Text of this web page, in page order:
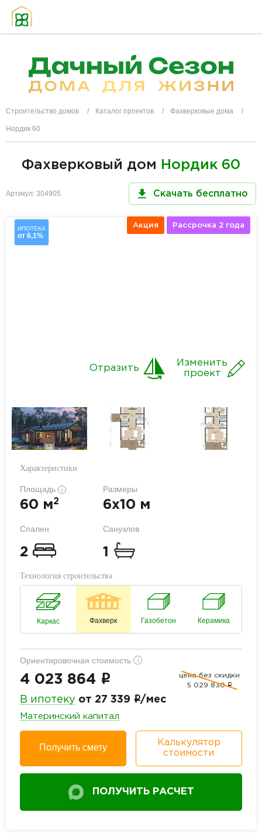
Строительство домов Каталог проектов Фахверковые дома
Нордик 60
Фахверковый дом Нордик 60
Артикул: 304905 Скачать бесплатно
ИПОТЕКА
от 6,1%
Акция Рассрочка 2 года
Изменить
проект
Отразить
Характеристики
Площадь i
60 м2
Размеры
6x10 м
Спален
2
Санузлов
1
Технология строительства
Каркас Фахверк Газобетон Керамика
Ориентировочная стоимость i
4 023 864 i
цена без скидки
5 029 830 i
В ипотеку от 27 339 i/мес
Материнский капитал
Получить смету
Калькулятор
стоимости
ПОЛУЧИТЬ РАСЧЕТ